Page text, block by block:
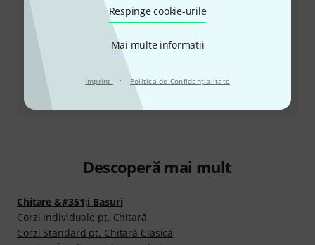
Respinge cookie-urile
Mai multe informatii
Imprint · Politica de Confidenţialitate
Alte moduri de a ne contacta
Returnează produs
Toate contactele
Descoperă mai mult
Chitare &#351;i Basuri
Corzi Individuale pt. Chitară
Corzi Standard pt. Chitară Clasică